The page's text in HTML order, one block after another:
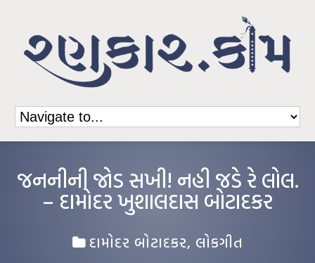
જનનીની જોડ સખી! નહી જડે રે લોલ.
– દામોદર ખુશાલદાસ બોટાદકર
દામોદર બોટાદકર, લોકગીત